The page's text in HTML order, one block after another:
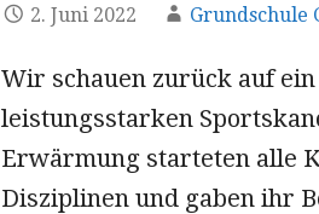
2. Juni 2022 Grundschule
Wir schauen zurück auf
leistungsstarken
Erwärmung starteten alle
Disziplinen und gaben ihr